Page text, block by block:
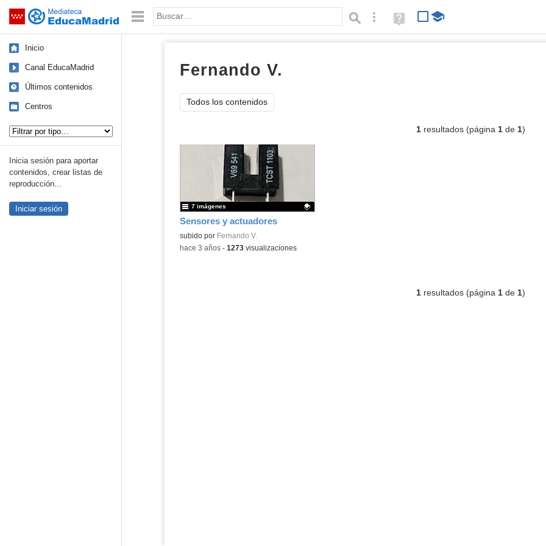
Saltar navegación Palabra o frase: Búsqueda avanzada
Ayuda
(en
Inicio
Canal EducaMadrid
Últimos contenidos
Centros
Inicia sesión para aportar
contenidos, crear listas de
reproducción...
Iniciar sesión
Fernando V.
Todos los contenidos
1resultados (página 1de 1)
Sensores y actuadores
Contenido educativo.
subido por Fernando V.
7 imágenes
-hace 3 años- 1273visualizaciones
1resultados (página 1de 1)